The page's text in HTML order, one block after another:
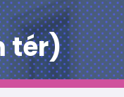
tér)